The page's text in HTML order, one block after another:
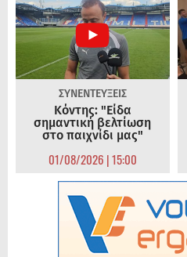
ΣΥΝΕΝΤΕΥΞΕΙΣ
Κόντης: "Είδα
σημαντική βελτίωση
στο παιχνίδι μας"
01/08/2026 | 15:00